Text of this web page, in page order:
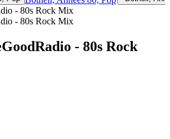
- 80s Rock Mix
- 80s Rock Mix
- 80s Rock